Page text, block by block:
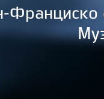
Франциско